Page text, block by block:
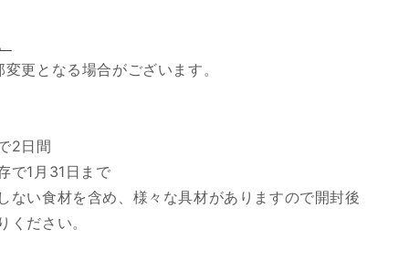
更となる場合がございます。
2日間
で1月31日まで
ない食材を含め、様々な具材がありますので開封後
ください。